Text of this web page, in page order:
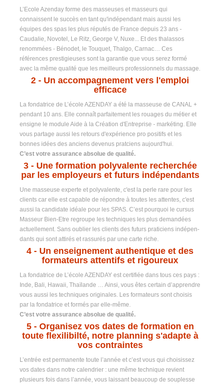
L’Ecole Azenday forme des masseuses et masseurs qui
connaissent le succès en tant qu'indépendant mais aussi les
équipes des spas les plus réputés de France depuis 23 ans -
Caudalie, Novotel, Le Ritz, George V, Nuxe... Et des thalassos
renommées - Bénodet, le Touquet, Thalgo, Carnac… Ces
références prestigieuses sont la garantie que vous serez formé
avec la même qualité que les meilleurs professionnels du massage.
2 - Un accompagnement vers l'emploi
efficace
La fondatrice de L’école AZENDAY a été la masseuse de CANAL +
pendant 10 ans. Elle connaît parfaitement les rouages du métier et
ensigne le module Aide à la Création d'Entreprise - markéting. Elle
vous partage aussi les retours d'expérience pro positifs et les
bonnes idées des anciens devenus pratciens aujourd'hui.
C’est votre assurance absolue de qualité.
3 - Une formation polyvalente recherchée
par les employeurs et futurs indépendants
Une masseuse experte et polyvalente, c'est la perle rare pour les
clients car elle est capable de répondre à toutes les attentes, c'est
aussi la candidate idéale pour les SPAS. C’est pourquoi le cursus
Masseur Bien-Etre regroupe les techniques les plus demandées
actuellement. Sans oublier les clients des futurs praticiens indépen-
dants qui sont attirés et rassurés par une carte riche.
4 - Un enseignement authentique et des
formateurs attentifs et rigoureux
La fondatrice de L’école AZENDAY est certifiée dans tous ces pays :
Inde, Bali, Hawaii, Thaïlande … Ainsi, vous êtes certain d’apprendre
vous aussi les techniques originales. Les formateurs sont choisis
par la fondatrice et formés par elle-même.
C’est votre assurance absolue de qualité.
5- Organisez vos dates de formation en
toute flexilibilté, notre planning s'adapte à
vos contraintes
L’entrée est permanente toute l’année et c’est vous qui choisissez
vos dates dans notre calendrier : une même technique revient
plusieurs fois dans l’année, vous laissant beaucoup de souplesse